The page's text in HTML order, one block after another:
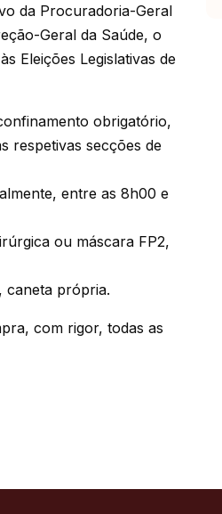
da Procuradoria-Geral
Geral da Saúde, o
Eleições Legislativas de
obrigatório,
respetivas secções de
entre as 8h00 e
ou máscara FP2,
caneta própria.
com rigor, todas as